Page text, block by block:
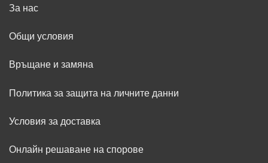
За нас
Общи условия
Връщане и замяна
Политика за защита на личните данни
Условия за доставка
Онлайн решаване на спорове